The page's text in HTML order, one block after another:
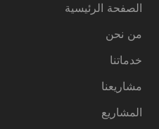
الصفحة الرئيسية
من نحن
خدماتنا
مشاريعنا
المشاريع